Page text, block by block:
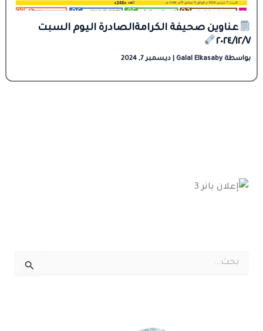
عناوين صحيفة الكرامةالصادرة اليوم السبت
٢٠٢٤/١٢/٧
بواسطة Galal Elkasaby ديسمبر 7, 2024